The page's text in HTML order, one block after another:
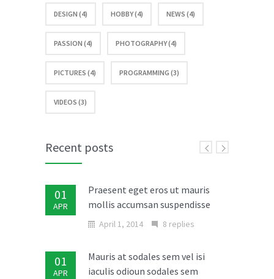
DESIGN (4) HOBBY (4) NEWS (4)
PASSION (4) PHOTOGRAPHY (4)
PICTURES (4) PROGRAMMING (3)
VIDEOS (3)
Recent posts
01
APR
Praesent eget eros ut mauris
mollis accumsan suspendisse
April 1, 2014 8 replies
01
APR
Mauris at sodales sem vel isi
iaculis odioun sodales sem